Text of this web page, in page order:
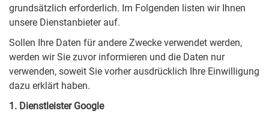
grundsätzlich erforderlich. Im Folgenden listen wir Ihnen
unsere Dienstanbieter auf.
Sollen Ihre Daten für andere Zwecke verwendet werden,
werden wir Sie zuvor informieren und die Daten nur
verwenden, soweit Sie vorher ausdrücklich Ihre Einwilligung
dazu erklärt haben.
1. Dienstleister Google